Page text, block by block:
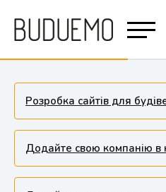
Розробка сайтів для
Додайте свою компанію в